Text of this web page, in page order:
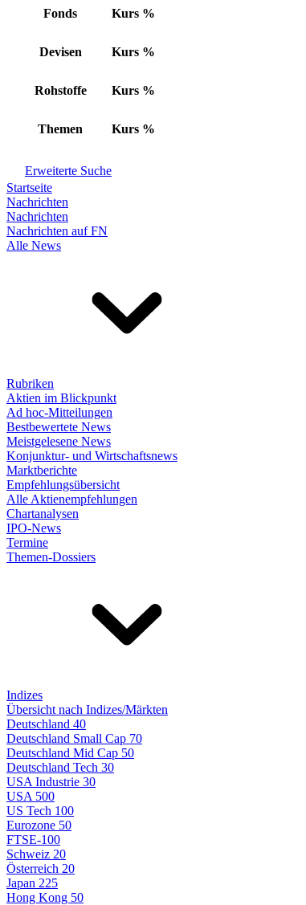
Fonds Kurs %
Devisen Kurs %
Rohstoffe Kurs %
Themen Kurs %
Erweiterte Suche
Startseite
Nachrichten
Nachrichten
Nachrichten auf FN
Alle News
Rubriken
Aktien im Blickpunkt
Ad hoc-Mitteilungen
Bestbewertete News
Meistgelesene News
Konjunktur- und Wirtschaftsnews
Marktberichte
Empfehlungsübersicht
Alle Aktienempfehlungen
Chartanalysen
IPO-News
Termine
Themen-Dossiers
Indizes
Übersicht nach Indizes/Märkten
Deutschland 40
Deutschland Small Cap 70
Deutschland Mid Cap 50
Deutschland Tech 30
USA Industrie 30
USA 500
US Tech 100
Eurozone 50
FTSE-100
Schweiz 20
Österreich 20
Japan 225
Hong Kong 50